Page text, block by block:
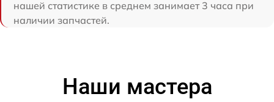
нашей статистике в среднем занимает 3 часа при
наличии запчастей.
Наши мастера